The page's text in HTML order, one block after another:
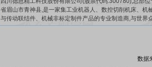
省眉山市青神县,是一家集工业机器人、数控切削机床、机
与传动联结件、机械非标定制件产品的专业制造商,与世界
名品牌保持长期战略伙伴关系。公司拥有眉山、宜宾、嘉
国家级的专精特新小巨人企业、高新技术企业、绿色工厂
数据